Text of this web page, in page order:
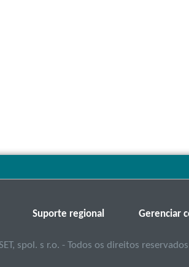
Suporte regional Gerenciar
spol. s r.o. - Todos os direitos